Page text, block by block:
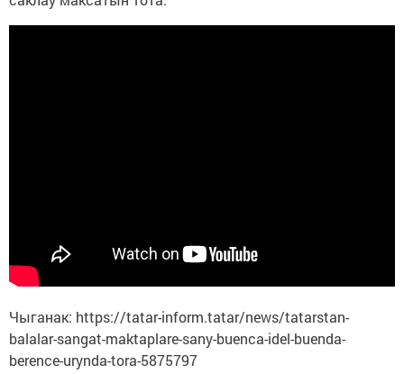
Чыганак: https://tatar-inform.tatar/news/tatarstan-
balalar-sangat-maktaplare-sany-buenca-idel-buenda-
berence-urynda-tora-5875797